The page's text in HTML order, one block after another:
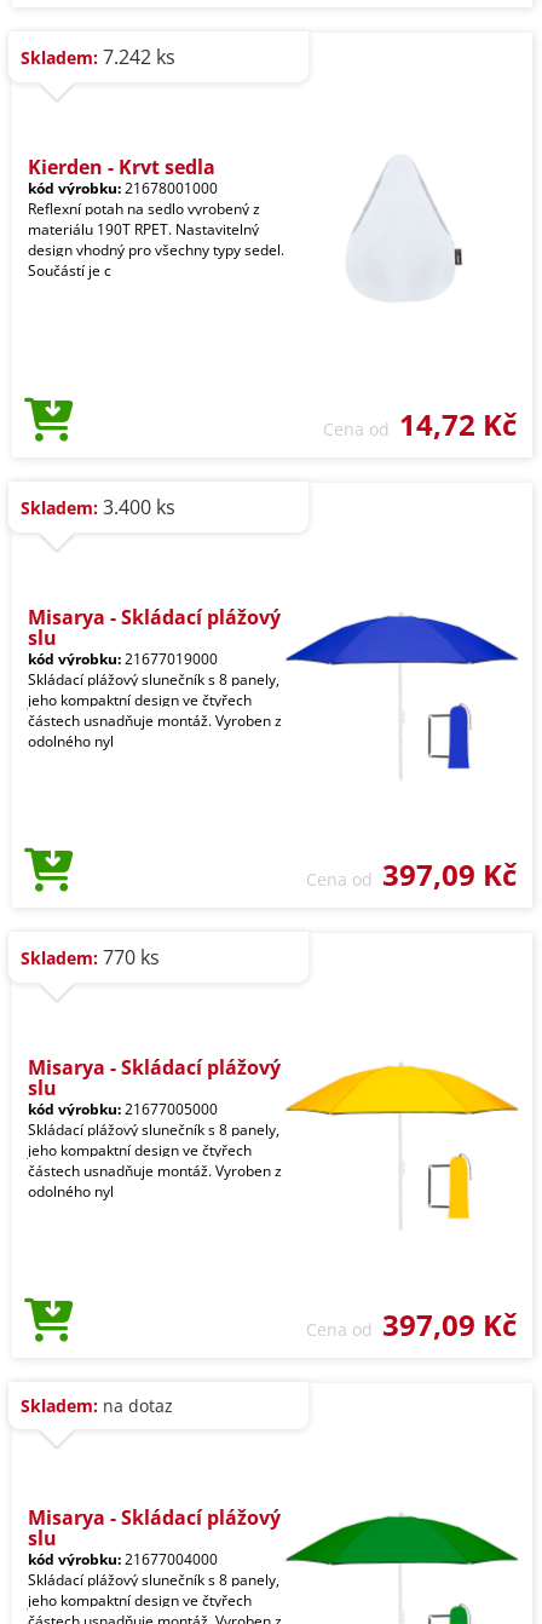
Skladem: 7.242 ks
Kierden - Kryt sedla
kód výrobku:21678001000
Reflexní potah na sedlo vyrobený z
materiálu 190T RPET. Nastavitelný
design vhodný pro všechny typy sedel.
Součástí je c
Cena od 14,72 Kč
Skladem: 3.400 ks
Misarya - Skládací plážový
slu
kód výrobku:21677019000
Skládací plážový slunečník s 8 panely,
jeho kompaktní design ve čtyřech
částech usnadňuje montáž. Vyroben z
odolného nyl
Cena od 397,09 Kč
Skladem: 770 ks
Misarya - Skládací plážový
slu
kód výrobku:21677005000
Skládací plážový slunečník s 8 panely,
jeho kompaktní design ve čtyřech
částech usnadňuje montáž. Vyroben z
odolného nyl
Cena od 397,09 Kč
Skladem: na dotaz
Misarya - Skládací plážový
slu
kód výrobku:21677004000
Skládací plážový slunečník s 8 panely,
jeho kompaktní design ve čtyřech